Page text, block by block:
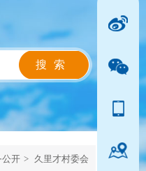
公开 > 久里才村委会